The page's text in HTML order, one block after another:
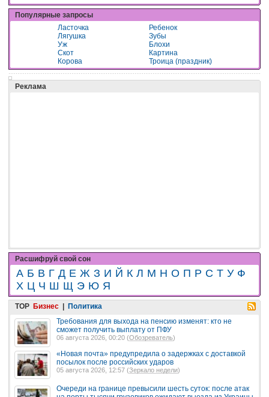
Популярные запросы
Ласточка
Ребенок
Лягушка
Зубы
Уж
Блохи
Скот
Картина
Корова
Троица (праздник)
Реклама
Расшифруй свой сон
А Б В Г Д Е Ж З И Й К Л М Н О П Р С Т У Ф
Х Ц Ч Ш Щ Э Ю Я
TOP Бизнес
Политика
Требования для выхода на пенсию изменят: кто не
сможет получить выплату от ПФУ
06 августа 2026, 00:20 (Обозреватель)
«Новая почта» предупредила о задержках с доставкой
посылок после российских ударов
05 августа 2026, 12:57 (Зеркало недели)
Очереди на границе превысили шесть суток: после атак